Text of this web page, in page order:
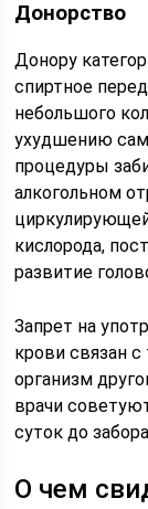
Донорство
Донору
спиртное
небольшого
ухудшению
процедуры
алкогольном
кислорода,
развитие
Запрет на
крови связан
организм
врачи
суток до
О чем